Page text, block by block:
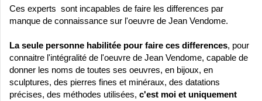
Ces experts sont incapables de faire les differences par
manque de connaissance sur l'oeuvre de Jean Vendome.
La seule personne habilitée pour faire ces differences, pour
connaitre l'intégralité de l'oeuvre de Jean Vendome, capable de
donner les noms de toutes ses oeuvres, en bijoux, en
sculptures, des pierres fines et minéraux, des datations
précises, des méthodes utilisées, c'est moi et uniquement